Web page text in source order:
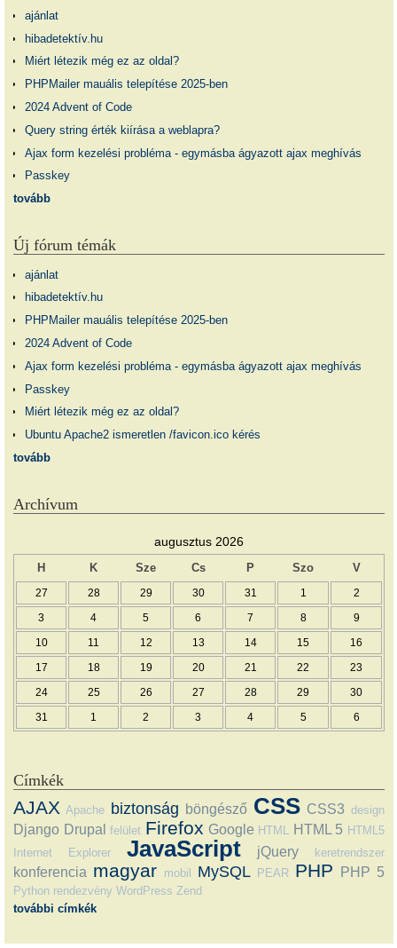
ajánlat
hibadetektív.hu
Miért létezik még ez az oldal?
PHPMailer mauális telepítése 2025-ben
2024 Advent of Code
Query string érték kiírása a weblapra?
Ajax form kezelési probléma - egymásba ágyazott ajax meghívás
Passkey
tovább
Új fórum témák
ajánlat
hibadetektív.hu
PHPMailer mauális telepítése 2025-ben
2024 Advent of Code
Ajax form kezelési probléma - egymásba ágyazott ajax meghívás
Passkey
Miért létezik még ez az oldal?
Ubuntu Apache2 ismeretlen /favicon.ico kérés
tovább
Archívum
augusztus 2026
H K Sze Cs P Szo V
27 28 29 30 31 1 2
3 4 5 6 7 8 9
10 11 12 13 14 15 16
17 18 19 20 21 22 23
24 25 26 27 28 29 30
31 1 2 3 4 5 6
Címkék
AJAX Apache biztonság böngésző CSS CSS3 design
Django Drupal felület Firefox Google HTML HTML 5 HTML5
Internet Explorer
JavaScript jQuery keretrendszer
konferencia magyar mobil MySQL PEAR PHP PHP 5
Python rendezvény WordPress Zend
további címkék